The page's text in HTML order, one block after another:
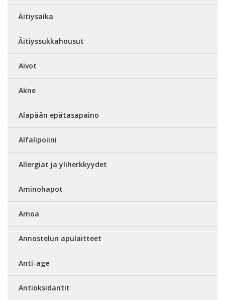
Äitiysaika
Äitiyssukkahousut
Aivot
Akne
Alapään epätasapaino
Alfalipoiini
Allergiat ja yliherkkyydet
Aminohapot
Amoa
Annostelun apulaitteet
Anti-age
Antioksidantit